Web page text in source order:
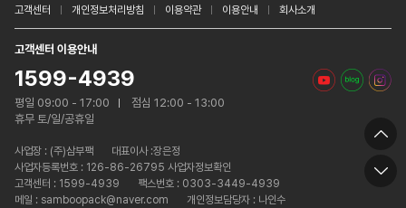
고객센터 개인정보처리방침 이용약관 이용안내 회사소개
고객센터 이용안내
1599-4939
평일 09:00 - 17:00
점심 12:00 - 13:00
휴무 토/일/공휴일
사업장 : (주)삼부팩
대표이사 :장은정
사업자등록번호 : 126-86-26795 사업자정보확인
고객센터 : 1599-4939
팩스번호 : 0303-3449-4939
메일 : samboopack@naver.com
개인정보담당자 : 나인수